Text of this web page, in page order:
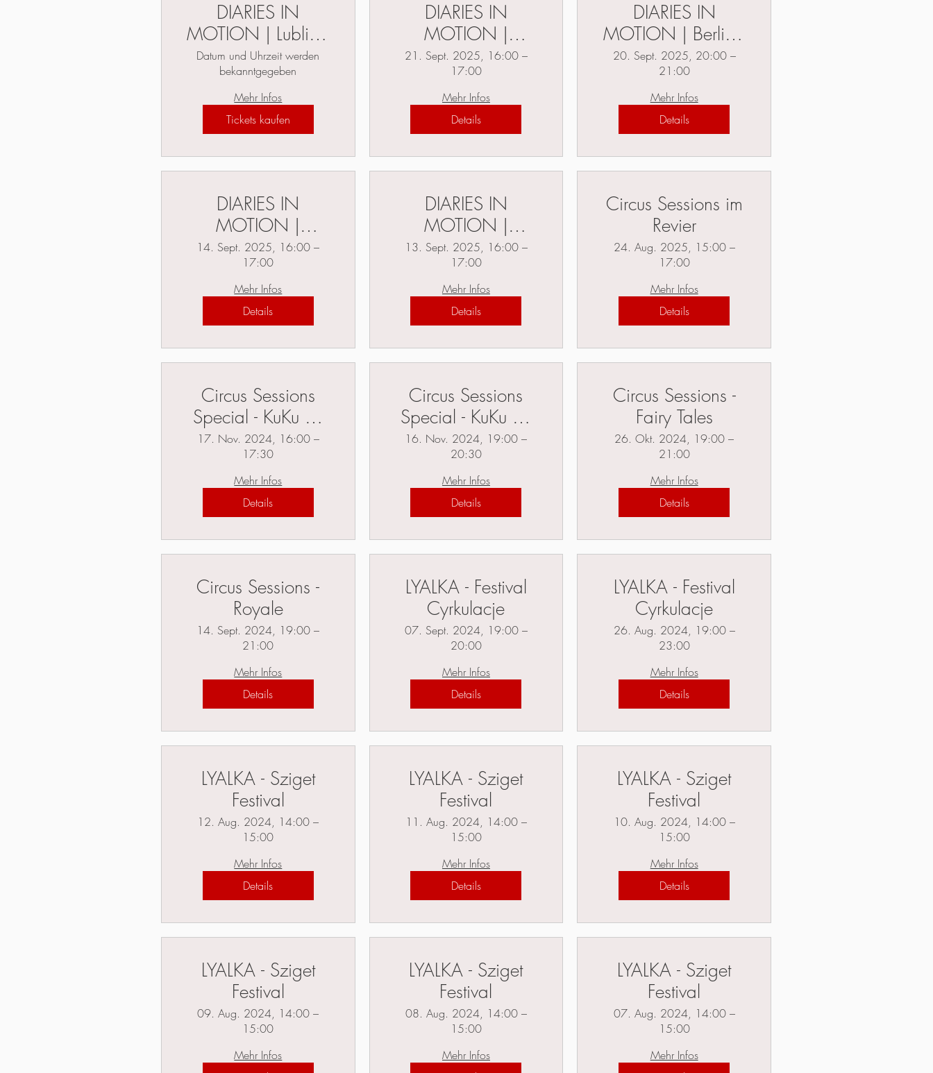
DIARIES IN
MOTION | Lublin |
Festival Cyrkulacje
Datum und Uhrzeit werden
bekanntgegeben
Mehr Infos
Tickets kaufen
DIARIES IN
MOTION |
Potsdam | Circus
Montelino
21. Sept. 2025, 16:00 –
17:00
Mehr Infos
Details
DIARIES IN
MOTION | Berlin |
Pfefferberg-Theater
20. Sept. 2025, 20:00 –
21:00
Mehr Infos
Details
DIARIES IN
MOTION |
Hamburg |
Lurupina Festival
14. Sept. 2025, 16:00 –
17:00
Mehr Infos
Details
DIARIES IN
MOTION |
Hamburg |
Lurupina Festival
13. Sept. 2025, 16:00 –
17:00
Mehr Infos
Details
Circus Sessions im
Revier
24. Aug. 2025, 15:00 –
17:00
Mehr Infos
Details
Circus Sessions
Special - KuKu by
Anatoli Akerman
17. Nov. 2024, 16:00 –
17:30
Mehr Infos
Details
Circus Sessions
Special - KuKu by
Anatoli Akerman
16. Nov. 2024, 19:00 –
20:30
Mehr Infos
Details
Circus Sessions -
Fairy Tales
26. Okt. 2024, 19:00 –
21:00
Mehr Infos
Details
Circus Sessions -
Royale
14. Sept. 2024, 19:00 –
21:00
Mehr Infos
Details
LYALKA - Festival
Cyrkulacje
07. Sept. 2024, 19:00 –
20:00
Mehr Infos
Details
LYALKA - Festival
Cyrkulacje
26. Aug. 2024, 19:00 –
23:00
Mehr Infos
Details
LYALKA - Sziget
Festival
12. Aug. 2024, 14:00 –
15:00
Mehr Infos
Details
LYALKA - Sziget
Festival
11. Aug. 2024, 14:00 –
15:00
Mehr Infos
Details
LYALKA - Sziget
Festival
10. Aug. 2024, 14:00 –
15:00
Mehr Infos
Details
LYALKA - Sziget
Festival
09. Aug. 2024, 14:00 –
15:00
Mehr Infos
LYALKA - Sziget
Festival
08. Aug. 2024, 14:00 –
15:00
Mehr Infos
LYALKA - Sziget
Festival
07. Aug. 2024, 14:00 –
15:00
Mehr Infos